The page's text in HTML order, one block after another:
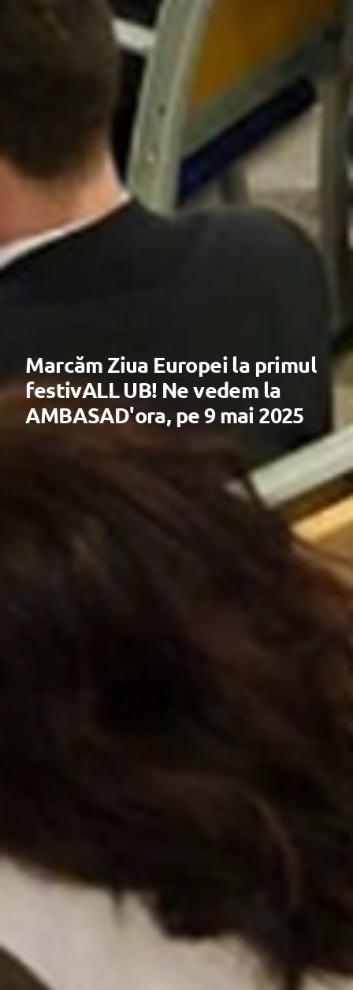
Marcăm Ziua Europei la primul
festivALL UB! Ne vedem la
AMBASAD'ora, pe 9 mai 2025